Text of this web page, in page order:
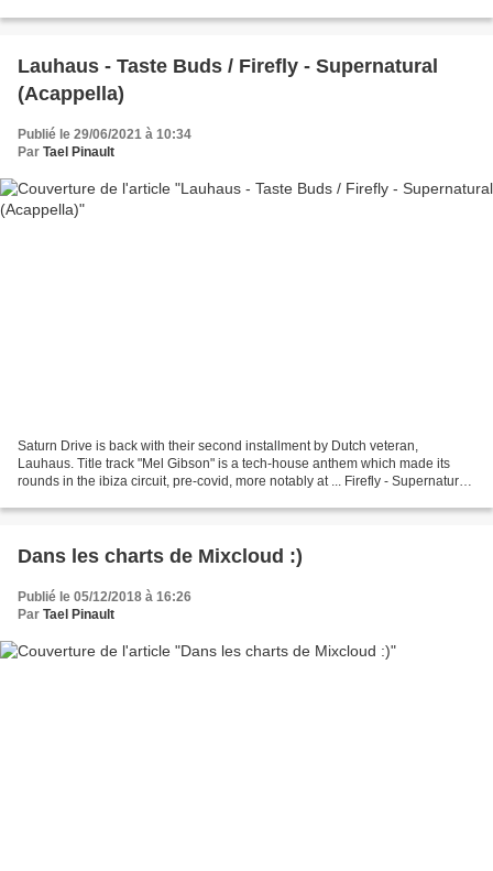
Lauhaus - Taste Buds / Firefly - Supernatural
(Acappella)
Publié le 29/06/2021 à 10:34
Par Tael Pinault
Saturn Drive is back with their second installment by Dutch veteran,
Lauhaus. Title track "Mel Gibson" is a tech-house anthem which made its
rounds in the ibiza circuit, pre-covid, more notably at ... Firefly - Supernatural
Dans les charts de Mixcloud :)
Publié le 05/12/2018 à 16:26
Par Tael Pinault